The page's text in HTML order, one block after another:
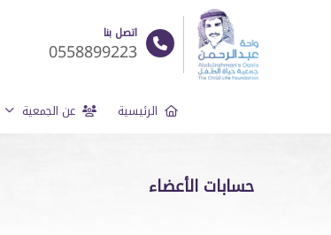
اتصل بنا
0558899223
الرئيسية عن الجمعية
حسابات الأعضاء